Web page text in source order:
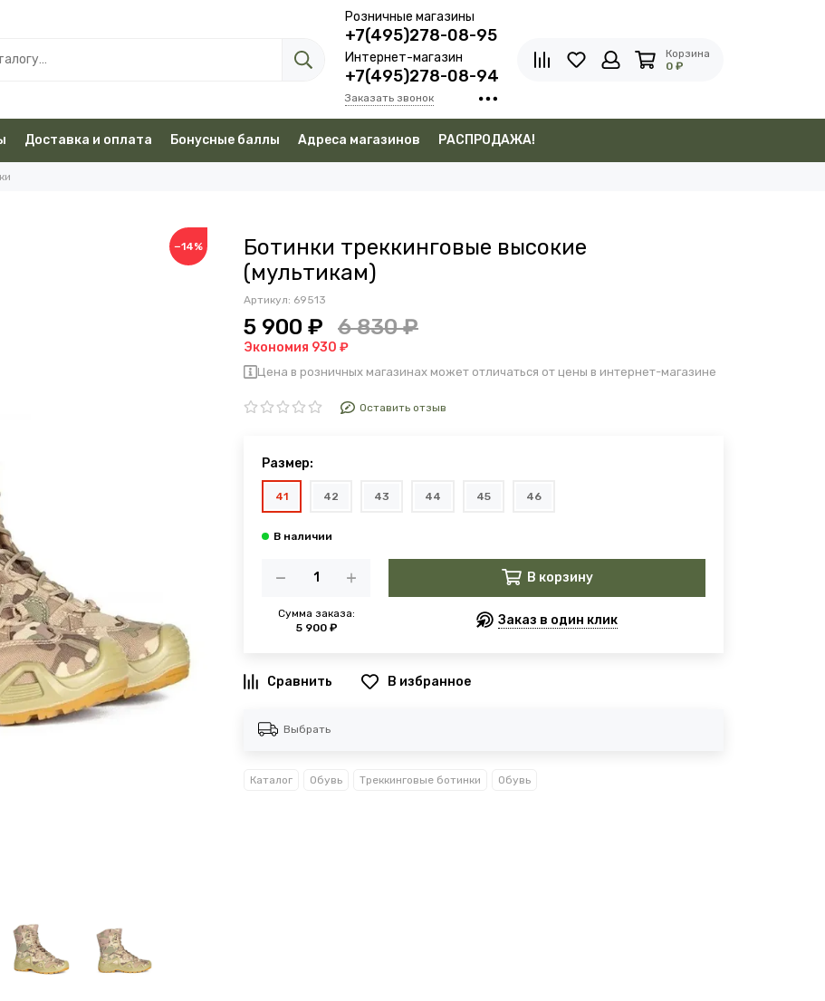
Розничные магазины
+7(495)278-08-95
Интернет-магазин
+7(495)278-08-94
Заказать звонок
Корзина
0 ₽
Доставка и оплата Бонусные баллы Адреса магазинов РАСПРОДАЖА!
−14%
Ботинки треккинговые высокие
(мультикам)
Артикул: 69513
5 900 ₽ 6 830 ₽
Экономия 930 ₽
Цена в розничных магазинах может отличаться от цены в интернет-магазине
Оставить отзыв
Размер:
41 42 43 44 45 46
Сумма заказа:
5 900 ₽
В корзину
Заказ в один клик
В избранное
Выбрать
Каталог Обувь Треккинговые ботинки Обувь